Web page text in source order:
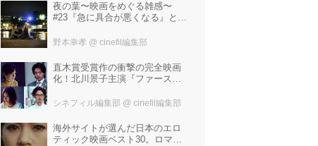
夜の葉〜映画をめぐる雑感〜
#23『急に具合が悪くなる』と宮
が悪くなる』
野本幸孝 @ cinefil編集部
直木賞受賞作の衝撃の完全映画
化！北川景子主演『ファースト
化学反応」と絶賛した追加キャ
塚洋介！
シネフィル編集部 @ cinefil編集部
海外サイトが選んだ日本のエロ
ティック映画ベスト30。ロマン